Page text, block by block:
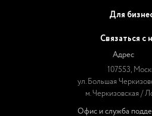
Для
Связаться с
Адрес
107553,
ул. Большая
м. Черкизовская /
Офис и служба